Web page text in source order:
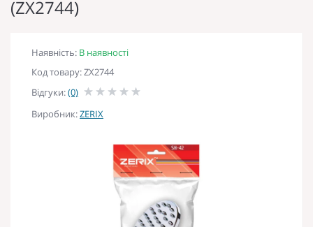
(ZX2744)
Наявність: В наявності
Код товару: ZX2744
Відгуки:(0)
Виробник:ZERIX